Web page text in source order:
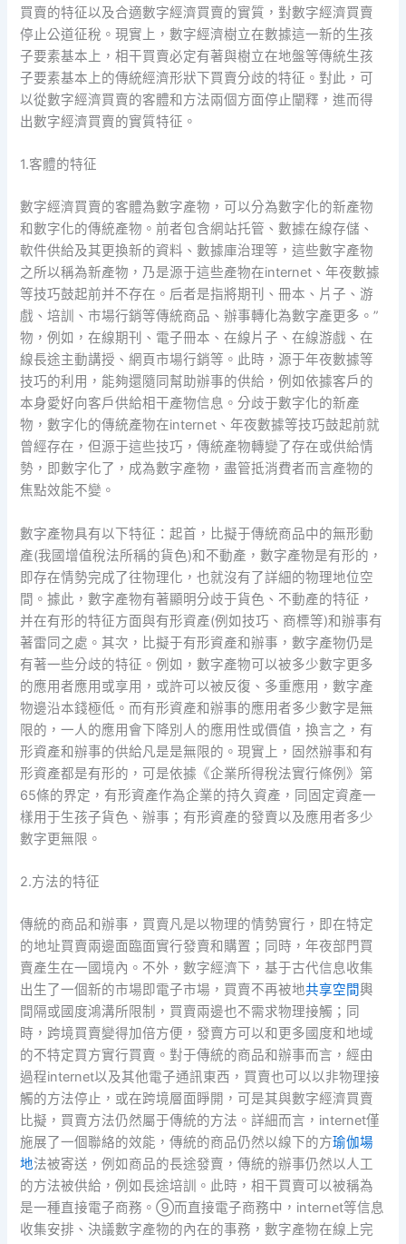
買賣的特征以及合適數字經濟買賣的實質，對數字經濟買賣
停止公道征稅。現實上，數字經濟樹立在數據這一新的生孩
子要素基本上，相干買賣必定有著與樹立在地盤等傳統生孩
子要素基本上的傳統經濟形狀下買賣分歧的特征。對此，可
以從數字經濟買賣的客體和方法兩個方面停止闡釋，進而得
出數字經濟買賣的實質特征。
1.客體的特征
數字經濟買賣的客體為數字產物，可以分為數字化的新產物
和數字化的傳統產物。前者包含網站托管、數據在線存儲、
軟件供給及其更換新的資料、數據庫治理等，這些數字產物
之所以稱為新產物，乃是源于這些產物在internet、年夜數據
等技巧鼓起前并不存在。后者是指將期刊、冊本、片子、游
戲、培訓、市場行銷等傳統商品、辦事轉化為數字產更多。”
物，例如，在線期刊、電子冊本、在線片子、在線游戲、在
線長途主動講授、網頁市場行銷等。此時，源于年夜數據等
技巧的利用，能夠還隨同幫助辦事的供給，例如依據客戶的
本身愛好向客戶供給相干產物信息。分歧于數字化的新產
物，數字化的傳統產物在internet、年夜數據等技巧鼓起前就
曾經存在，但源于這些技巧，傳統產物轉變了存在或供給情
勢，即數字化了，成為數字產物，盡管抵消費者而言產物的
焦點效能不變。
數字產物具有以下特征：起首，比擬于傳統商品中的無形動
產(我國增值稅法所稱的貨色)和不動產，數字產物是有形的，
即存在情勢完成了往物理化，也就沒有了詳細的物理地位空
間。據此，數字產物有著顯明分歧于貨色、不動產的特征，
并在有形的特征方面與有形資產(例如技巧、商標等)和辦事有
著雷同之處。其次，比擬于有形資產和辦事，數字產物仍是
有著一些分歧的特征。例如，數字產物可以被多少數字更多
的應用者應用或享用，或許可以被反復、多重應用，數字產
物邊沿本錢極低。而有形資產和辦事的應用者多少數字是無
限的，一人的應用會下降別人的應用性或價值，換言之，有
形資產和辦事的供給凡是是無限的。現實上，固然辦事和有
形資產都是有形的，可是依據《企業所得稅法實行條例》第
65條的界定，有形資產作為企業的持久資產，同固定資產一
樣用于生孩子貨色、辦事；有形資產的發賣以及應用者多少
數字更無限。
2.方法的特征
傳統的商品和辦事，買賣凡是以物理的情勢實行，即在特定
的地址買賣兩邊面臨面實行發賣和購置；同時，年夜部門買
賣產生在一國境內。不外，數字經濟下，基于古代信息收集
出生了一個新的市場即電子市場，買賣不再被地共享空間輿
間隔或國度鴻溝所限制，買賣兩邊也不需求物理接觸；同
時，跨境買賣變得加倍方便，發賣方可以和更多國度和地域
的不特定買方實行買賣。對于傳統的商品和辦事而言，經由
過程internet以及其他電子通訊東西，買賣也可以以非物理接
觸的方法停止，或在跨境層面睜開，可是其與數字經濟買賣
比擬，買賣方法仍然屬于傳統的方法。詳細而言，internet僅
施展了一個聯絡的效能，傳統的商品仍然以線下的方瑜伽場
地法被寄送，例如商品的長途發賣，傳統的辦事仍然以人工
的方法被供給，例如長途培訓。此時，相干買賣可以被稱為
是一種直接電子商務。⑨而直接電子商務中，internet等信息
收集安排、決議數字產物的內在的事務，數字產物在線上完